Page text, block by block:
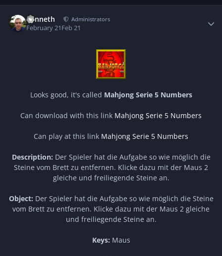
Kenneth Administrators
February 21Feb 21
Looks good, it's called Mahjong Serie 5 Numbers
Can download with this link Mahjong Serie 5 Numbers
Can play at this link Mahjong Serie 5 Numbers
Description: Der Spieler hat die Aufgabe so wie möglich die
Steine vom Brett zu entfernen. Klicke dazu mit der Maus 2
gleiche und freiliegende Steine an.
Object: Der Spieler hat die Aufgabe so wie möglich die Steine
vom Brett zu entfernen. Klicke dazu mit der Maus 2 gleiche
und freiliegende Steine an.
Keys: Maus